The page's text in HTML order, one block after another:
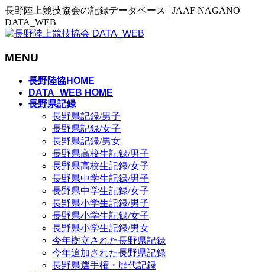
長野陸上競技協会の記録データベース | JAAF NAGANO
DATA_WEB
MENU
長野陸協HOME
DATA_WEB HOME
長野県記録
長野県記録/男子
長野県記録/女子
長野県記録/男女
長野県高校生記録/男子
長野県高校生記録/女子
長野県中学生記録/男子
長野県中学生記録/女子
長野県小学生記録/男子
長野県小学生記録/女子
長野県小学生記録/男女
今年樹立された長野県記録
今年追加された長野県記録
長野県選手権・歴代記録